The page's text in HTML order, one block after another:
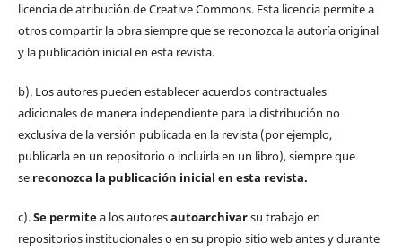
licencia de atribución de Creative Commons. Esta licencia permite a
otros compartir la obra siempre que se reconozca la autoría original
y la publicación inicial en esta revista.
b). Los autores pueden establecer acuerdos contractuales
adicionales de manera independiente para la distribución no
exclusiva de la versión publicada en la revista (por ejemplo,
publicarla en un repositorio o incluirla en un libro), siempre que
sereconozca la publicación inicial en esta revista.
c).Se permitea los autoresautoarchivarsu trabajo en
repositorios institucionales o en su propio sitio web antes y durante